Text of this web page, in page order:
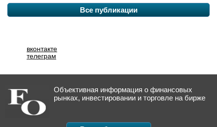
Все публикации
вконтакте
телеграм
Объективная информация о финансовых
рынках, инвестировании и торговле на бирже